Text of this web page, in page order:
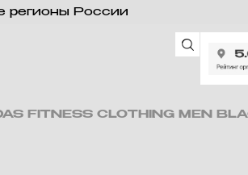
регионы России
FITNESS CLOTHING MEN